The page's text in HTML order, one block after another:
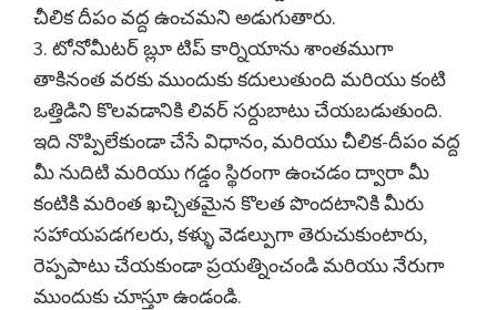
చీలిక దీపం వద్ద ఉంచమని అడుగుతారు.
3. టోనోమీటర్ బ్లూ టిప్ కార్నియాను శాంతముగా
తాకినంత వరకు ముందుకు కదులుతుంది మరియు కంటి
ఒత్తిడిని కొలవడానికి లివర్ సర్దుబాటు చేయబడుతుంది.
ఇది నొప్పిలేకుండా చేసే విధానం, మరియు చీలిక-దీపం వద్ద
మీ నుదిటి మరియు గడ్డం స్థిరంగా ఉంచడం ద్వారా మీ
కంటికి మరింత ఖచ్చితమైన కొలత పొందటానికి మీరు
సహాయపడగలరు, కళ్ళు వెడల్పుగా తెరుచుకుంటారు,
రెప్పపాటు చేయకుండా ప్రయత్నించండి మరియు నేరుగా
ముందుకు చూస్తూ ఉండండి.